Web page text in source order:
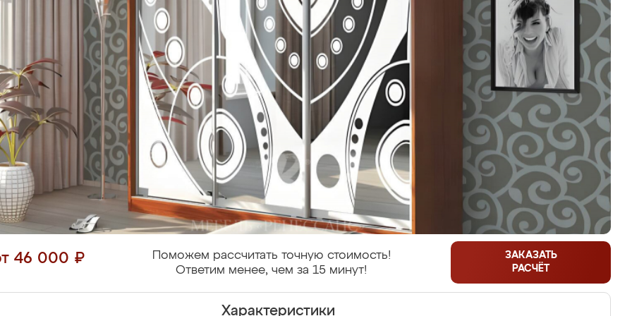
46 000 ₽
Поможем рассчитать точную стоимость!
Ответим менее, чем за 15 минут!
ЗАКАЗАТЬ
РАСЧЁТ
Характеристики